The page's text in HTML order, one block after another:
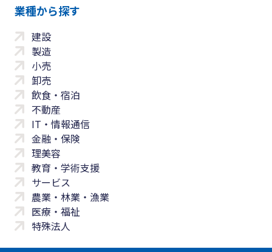
業種から探す
建設
製造
小売
卸売
飲食・宿泊
不動産
IT・情報通信
金融・保険
理美容
教育・学術支援
サービス
農業・林業・漁業
医療・福祉
特殊法人